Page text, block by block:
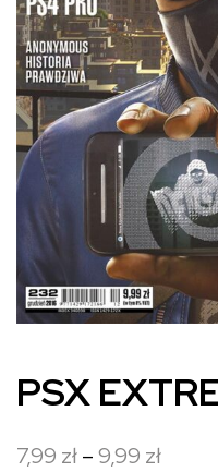
PSX
7,99 zł–9,99 złZakres